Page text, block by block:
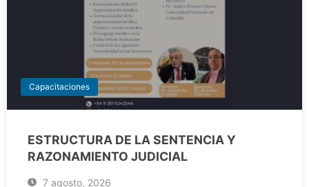
Capacitaciones
ESTRUCTURA DE LA SENTENCIA Y
RAZONAMIENTO JUDICIAL
7 agosto, 2026